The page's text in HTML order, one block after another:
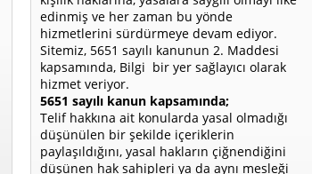
edinmiş ve her zaman bu yönde
hizmetlerini sürdürmeye devam ediyor.
Sitemiz, 5651 sayılı kanunun 2. Maddesi
kapsamında, Bilgi bir yer sağlayıcı olarak
hizmet veriyor.
5651 sayılı kanun kapsamında;
Telif hakkına ait konularda yasal olmadığı
düşünülen bir şekilde içeriklerin
paylaşıldığını, yasal hakların çiğnendiğini
düşünen hak sahipleri ya da aynı mesleği